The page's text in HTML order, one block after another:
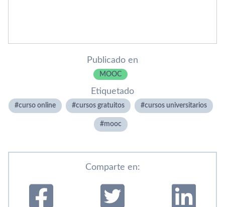
Publicado en
MOOC
Etiquetado
curso online cursos gratuitos cursos universitarios
mooc
Comparte en: